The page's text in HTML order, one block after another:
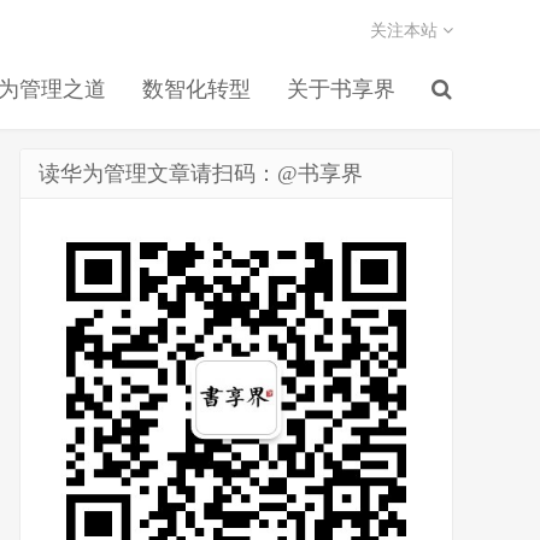
管理之道 数智化转型 关于书享界
关注本站
读华为管理文章请扫码：@书享界